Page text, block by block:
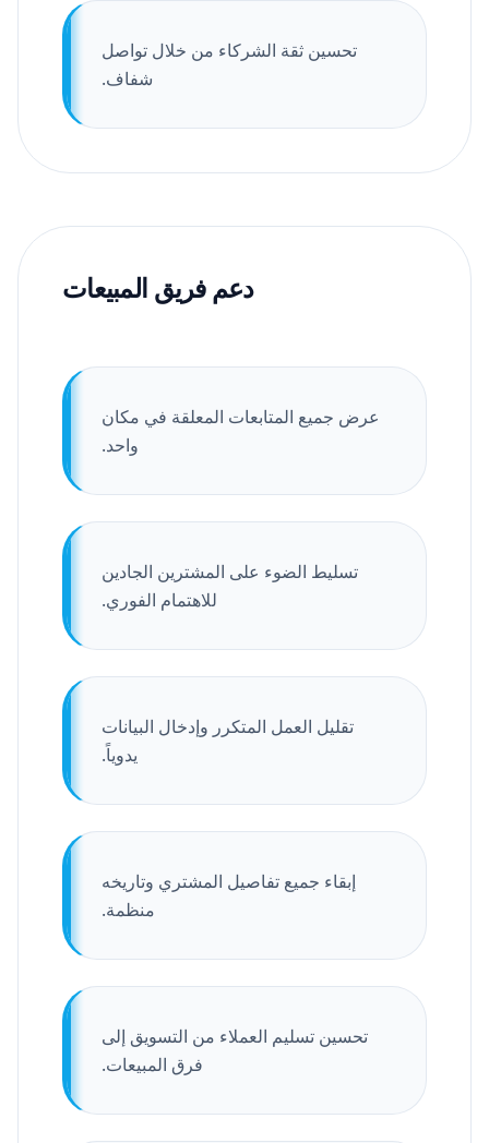
تحسين ثقة الشركاء من خلال تواصل
شفاف.
دعم فريق المبيعات
عرض جميع المتابعات المعلقة في مكان
واحد.
تسليط الضوء على المشترين الجادين
للاهتمام الفوري.
تقليل العمل المتكرر وإدخال البيانات
يدوياً.
إبقاء جميع تفاصيل المشتري وتاريخه
منظمة.
تحسين تسليم العملاء من التسويق إلى
فرق المبيعات.